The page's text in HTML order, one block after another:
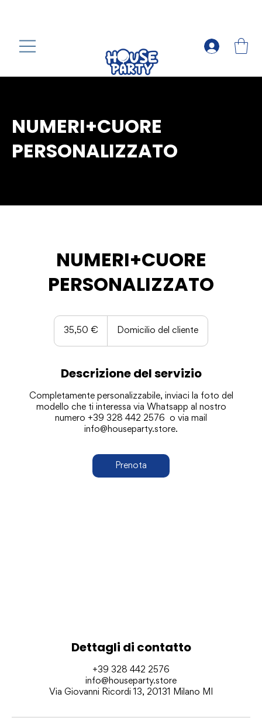
NUMERI+CUORE
PERSONALIZZATO
NUMERI+CUORE
PERSONALIZZATO
35,50
euro
35,50 € Domicilio del cliente
Descrizione del servizio
Completamente personalizzabile, inviaci la foto del
modello che ti interessa via Whatsapp al nostro
numero +39 328 442 2576 o via mail
info@houseparty.store.
Prenota
Dettagli di contatto
+39 328 442 2576
info@houseparty.store
Via Giovanni Ricordi 13, 20131 Milano MI